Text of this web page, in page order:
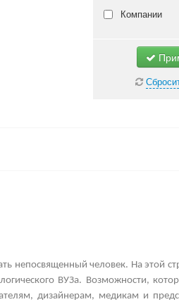
Компании
непосвященный человек. На этой
ВУЗа. Возможности,
дизайнерам, медикам и